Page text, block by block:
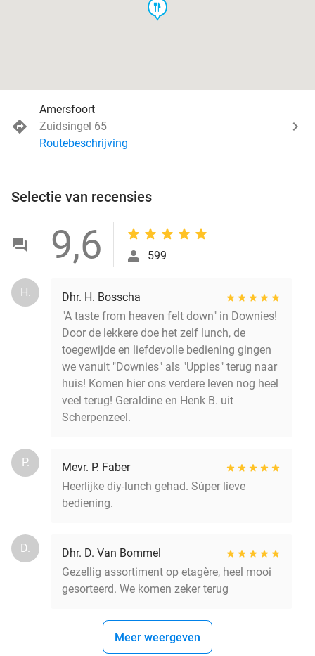
food
Amersfoort
Zuidsingel 65
Routebeschrijving
Selectie van recensies
9,6 599
H.
Dhr. H. Bosscha
"A taste from heaven felt down" in Downies!
Door de lekkere doe het zelf lunch, de
toegewijde en liefdevolle bediening gingen
we vanuit "Downies" als "Uppies" terug naar
huis! Komen hier ons verdere leven nog heel
veel terug! Geraldine en Henk B. uit
Scherpenzeel.
P.
Mevr. P. Faber
Heerlijke diy-lunch gehad. Súper lieve
bediening.
D.
Dhr. D. Van Bommel
Gezellig assortiment op etagère, heel mooi
gesorteerd. We komen zeker terug
Meer weergeven